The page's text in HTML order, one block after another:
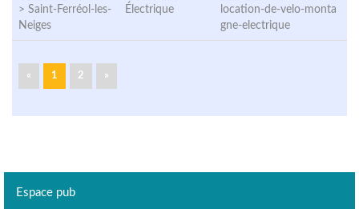
> Saint-Ferréol-les-
Neiges
Électrique
location-de-velo-monta
gne-electrique
« 1 2 »
Espace pub